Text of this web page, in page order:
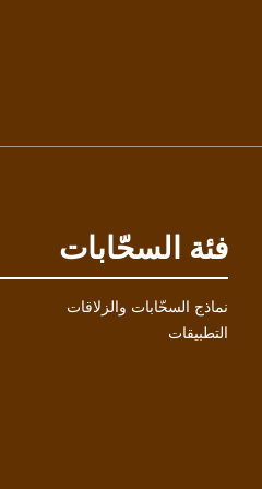
فئة السحّابات
نماذج السحّابات والزلاقات
التطبيقات